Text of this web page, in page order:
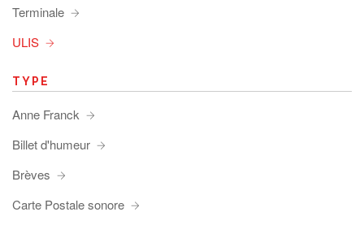
Terminale
ULIS
TYPE
Anne Franck
Billet d'humeur
Brèves
Carte Postale sonore